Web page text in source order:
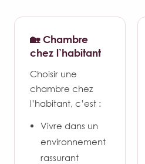
🏡 Chambre
chez l’habitant
Choisir une
chambre chez
l’habitant, c’est :
Vivre dans un
environnement
rassurant